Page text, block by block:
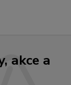
akce a